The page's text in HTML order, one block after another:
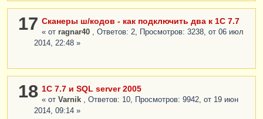
17 Сканеры ш/кодов - как подключить два к 1С 7.7
« от ragnar40
, Ответов: 2, Просмотров: 3238, от 06 июл
2014, 22:48 »
18 1С 7.7 и SQL server 2005
« от Varnik
, Ответов: 10, Просмотров: 9942, от 19 июн
2014, 09:14 »